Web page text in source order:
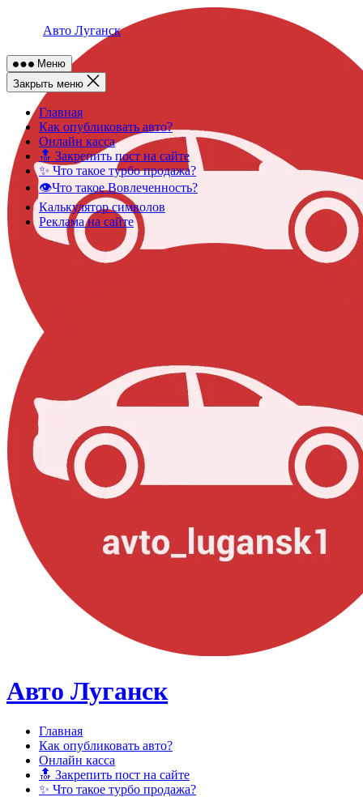
Авто Луганск
Меню
Закрыть меню
Главная
Как опубликовать авто?
Онлайн касса
🔝 Закрепить пост на сайте
✨ Что такое турбо продажа?
👁️Что такое Вовлеченность?
Калькулятор символов
Реклама на сайте
Авто Луганск
Главная
Как опубликовать авто?
Онлайн касса
🔝 Закрепить пост на сайте
✨ Что такое турбо продажа?